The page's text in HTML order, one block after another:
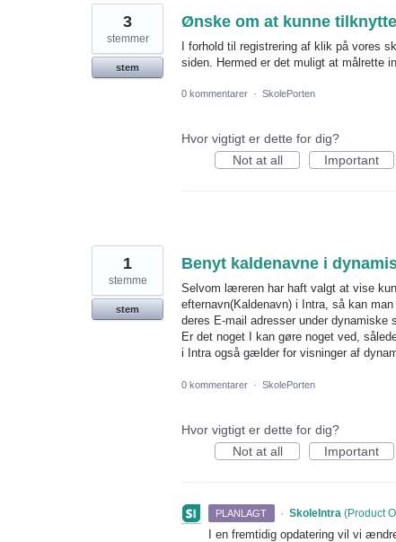
Ønske om at kunne
I forhold til registrering af klik på vores
siden. Hermed er det muligt at målrette
3
stemmer
stem
0 kommentarer · SkolePorten
Hvor vigtigt er dette for dig?
Not at all
Important
Benyt kaldenavne i
Selvom læreren har haft valgt at vise
efternavn(Kaldenavn) i Intra, så kan
deres E-mail adresser under dynamiske
Er det noget I kan gøre noget ved,
i Intra også gælder for visninger af
1
stemme
stem
0 kommentarer · SkolePorten
Hvor vigtigt er dette for dig?
Not at all
Important
PLANLAGT · SkoleIntra (Product
I en fremtidig opdatering vil vi